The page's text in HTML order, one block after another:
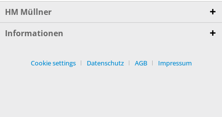
HM Müllner
Informationen
Cookie settings Datenschutz AGB Impressum